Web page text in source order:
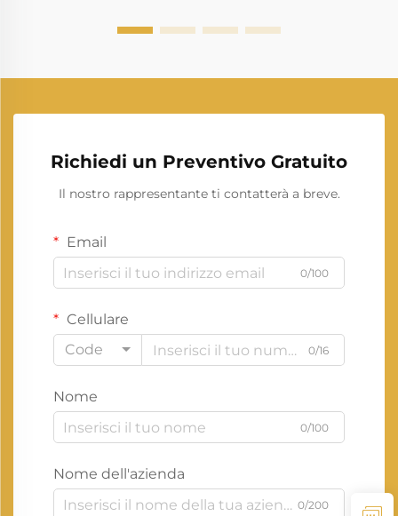
Richiedi un Preventivo Gratuito
Il nostro rappresentante ti contatterà a breve.
Email
0/100
Cellulare
Code
0/16
Nome
0/100
Nome dell'azienda
0/200